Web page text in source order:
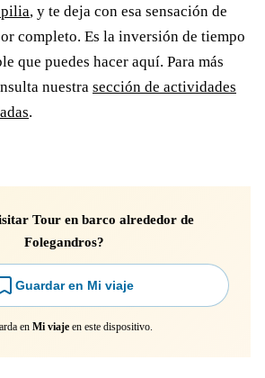
, y te deja con esa sensación de
completo. Es la inversión de tiempo
que puedes hacer aquí. Para más
nuestra sección de actividades
.
Tour en barco alrededor de
Folegandros?
Guardar en Mi viaje
en Mi viaje en este dispositivo.